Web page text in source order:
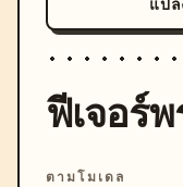
แป
ฟีเจอร์
ตามโมเดล